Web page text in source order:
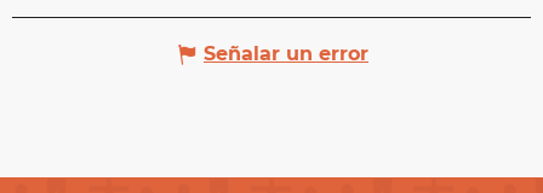
Señalar un error